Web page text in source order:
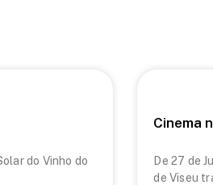
do Vinho do
Cinema
De 27 de
de Viseu